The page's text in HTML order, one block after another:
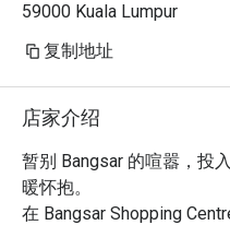
59000 Kuala Lumpur
复制地址
店家介绍
暂别 Bangsar 的喧嚣，投
暖怀抱。
在 Bangsar Shopping